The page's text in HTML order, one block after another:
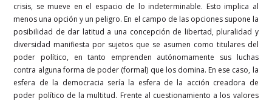
crisis, se mueve en el espacio de lo indeterminable. Esto implica al
menos una opción y un peligro. En el campo de las opciones supone la
posibilidad de dar latitud a una concepción de libertad, pluralidad y
diversidad manifiesta por sujetos que se asumen como titulares del
poder político, en tanto emprenden autónomamente sus luchas
contra alguna forma de poder (formal) que los domina. En ese caso, la
esfera de la democracia sería la esfera de la acción creadora de
poder político de la multitud. Frente al cuestionamiento a los valores